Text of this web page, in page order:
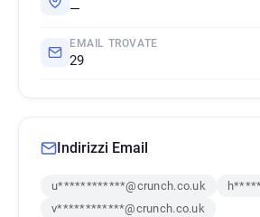
—
EMAIL TROVATE
29
Indirizzi Email
u************@crunch.co.uk
v************@crunch.co.uk